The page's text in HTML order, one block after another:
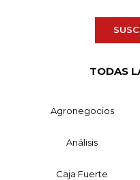
TODAS
Agronegocios
Análisis
Caja Fuerte